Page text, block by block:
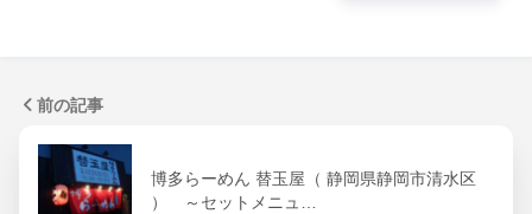
前の記事
博多らーめん 替玉屋（ 静岡県静岡市清水区
） ～セットメニュ…